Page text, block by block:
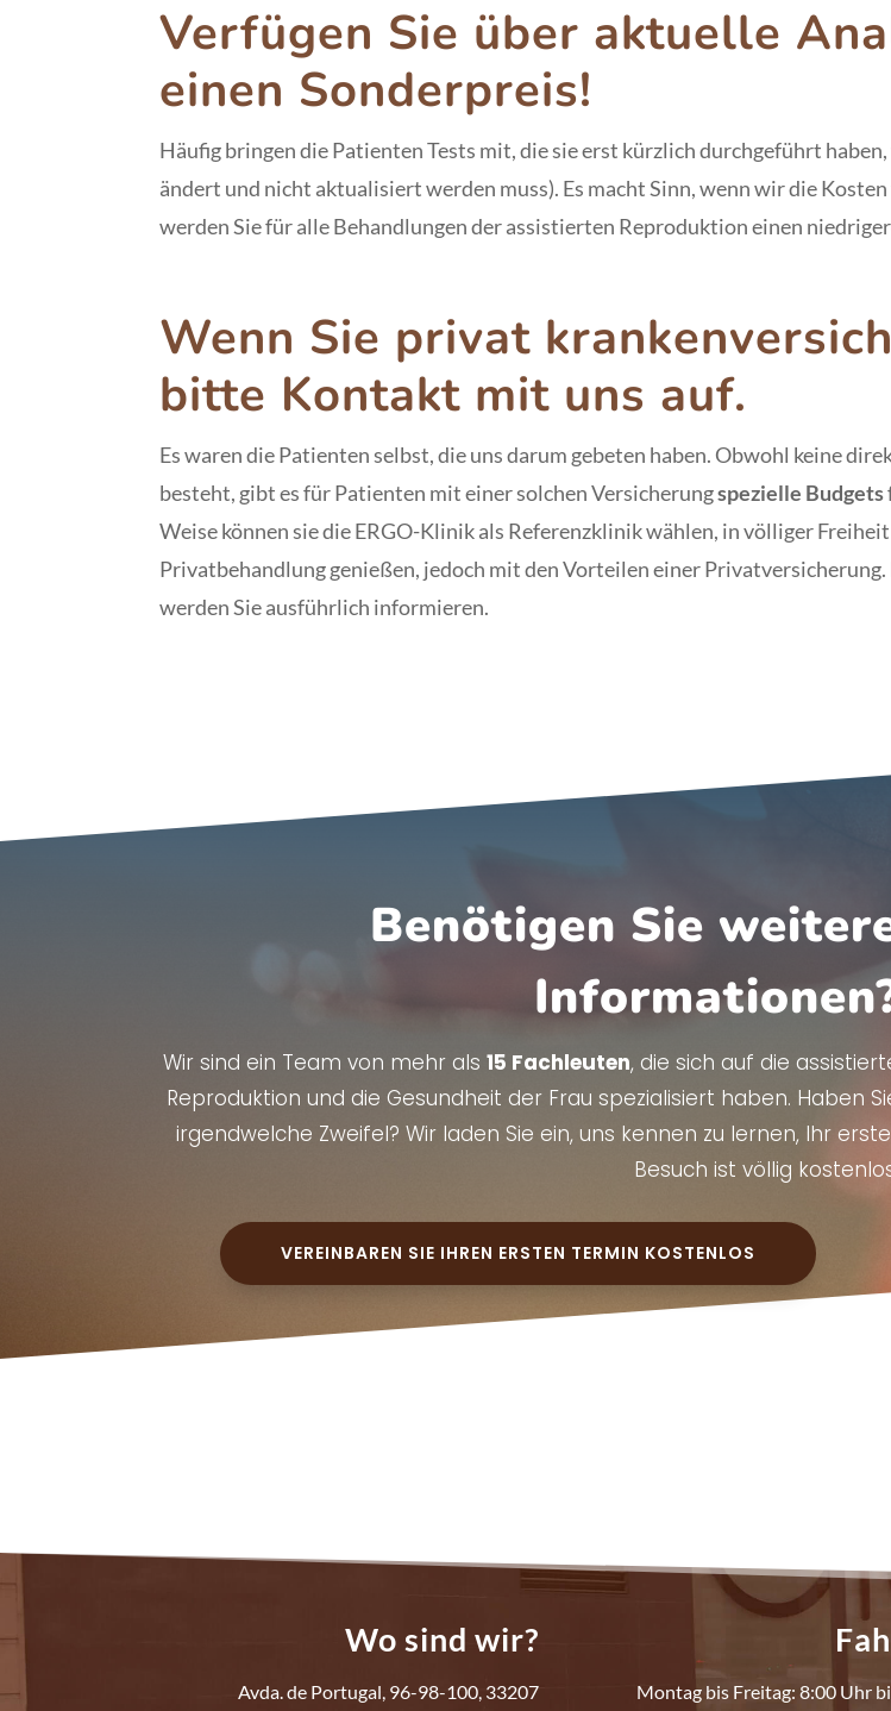
Verfügen Sie über aktuelle
einen Sonderpreis!
Häufig bringen die Patienten Tests mit, die sie erst kürzlich durchgeführt
ändert und nicht aktualisiert werden muss). Es macht Sinn, wenn wir die
werden Sie für alle Behandlungen der assistierten Reproduktion einen
Wenn Sie privat
bitte Kontakt mit uns auf.
Es waren die Patienten selbst, die uns darum gebeten haben. Obwohl keine
besteht, gibt es für Patienten mit einer solchen Versicherungspezielle Budgets
Weise können sie die ERGO-Klinik als Referenzklinik wählen, in völliger
Privatbehandlung genießen, jedoch mit den Vorteilen einer
werden Sie ausführlich informieren.
Benötigen Sie
Wir sind ein Team von mehr als 15 Fachleuten, die sich auf die
Reproduktion und die Gesundheit der Frau spezialisiert haben. Haben
irgendwelche Zweifel? Wir laden Sie ein, uns kennen zu lernen, Ihr
Besuch ist völlig
VEREINBAREN SIE IHREN ERSTEN TERMIN KOSTENLOS
Wo sind wir?
Avda. de Portugal, 96-98-100, 33207 Montag bis Freitag: 8:00 Uhr